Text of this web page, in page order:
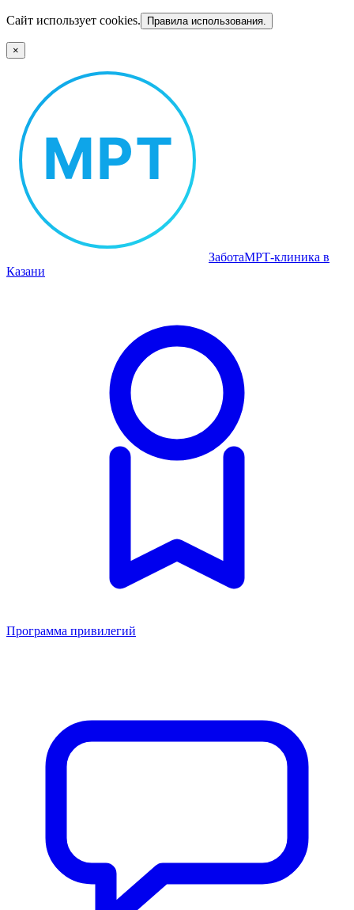
Сайт использует cookies. Правила использования.
×
ЗаботаМРТ‑клиника в
Казани
Программа привилегий